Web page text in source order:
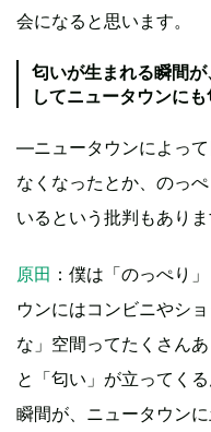
会になると思います。
匂いが生まれる瞬間
してニュータウンに
―ニュータウンによっ
なくなったとか、のっ
いるという批判もありま
原田 ：僕は「のっぺり
ウンにはコンビニやシ
な」空間ってたくさん
と「匂い」が立ってく
瞬間が、ニュータウン